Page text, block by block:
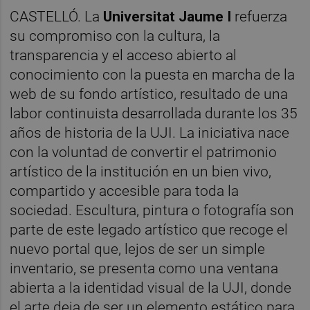
CASTELLÓ. La Universitat Jaume I refuerza
su compromiso con la cultura, la
transparencia y el acceso abierto al
conocimiento con la puesta en marcha de la
web de su fondo artístico, resultado de una
labor continuista desarrollada durante los 35
años de historia de la UJI. La iniciativa nace
con la voluntad de convertir el patrimonio
artístico de la institución en un bien vivo,
compartido y accesible para toda la
sociedad. Escultura, pintura o fotografía son
parte de este legado artístico que recoge el
nuevo portal que, lejos de ser un simple
inventario, se presenta como una ventana
abierta a la identidad visual de la UJI, donde